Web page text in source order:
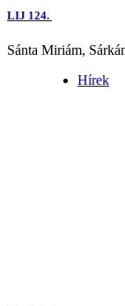
LIJ 124.
Sánta Miriám,
Hírek